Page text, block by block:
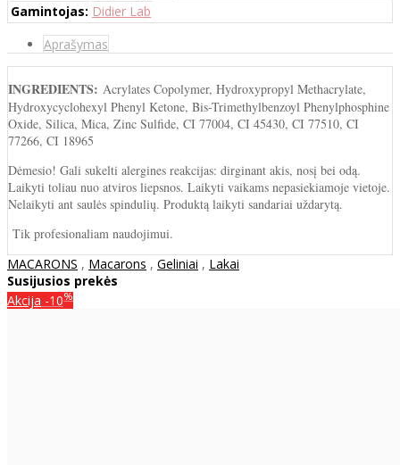
Gamintojas: Didier Lab
Aprašymas
INGREDIENTS: Acrylates Copolymer, Hydroxypropyl Methacrylate,
Hydroxycyclohexyl Phenyl Ketone, Bis-Trimethylbenzoyl Phenylphosphine
Oxide, Silica, Mica, Zinc Sulfide, CI 77004, CI 45430, CI 77510, CI
77266, CI 18965
Dėmesio! Gali sukelti alergines reakcijas: dirginant akis, nosį bei odą.
Laikyti toliau nuo atviros liepsnos. Laikyti vaikams nepasiekiamoje vietoje.
Nelaikyti ant saulės spindulių. Produktą laikyti sandariai uždarytą.
Tik profesionaliam naudojimui.
MACARONS , Macarons , Geliniai , Lakai
Susijusios prekės
Akcija -10%